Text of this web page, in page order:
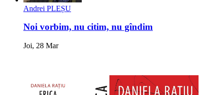
Andrei PLEȘU
Noi vorbim, nu citim, nu gîndim
Joi, 28 Mar